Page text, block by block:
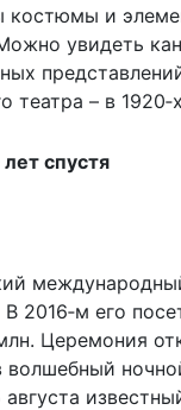
и
увидеть
театра – в
спустя
В 2016‑м его
Церемония
волшебный